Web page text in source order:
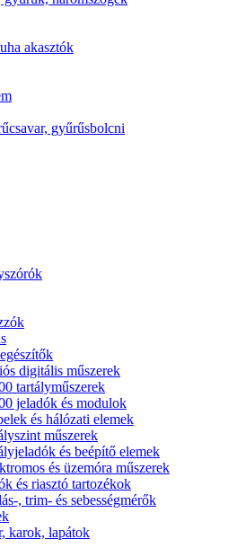
akasztók
gyűrűsbolcni
digitális műszerek
tartályműszerek
jeladók és modulok
és hálózati elemek
műszerek
és beépítő elemek
és üzemóra műszerek
és riasztó tartozékok
, trim- és sebességmérők
karok, lapátok